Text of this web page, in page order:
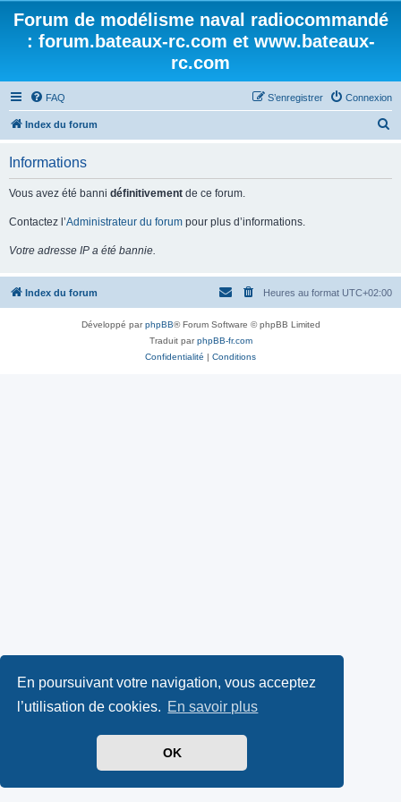
En poursuivant votre navigation, vous acceptez
l’utilisation de cookies. En savoir plus
OK
Forum de modélisme naval radiocommandé
: forum.bateaux-rc.com et www.bateaux-
rc.com
FAQ Connexion
S’enregistrer
Index du forum
e
Informations
Vous avez été banni définitivement de ce forum.
Contactez l’Administrateur du forum pour plus d’informations.
Votre adresse IP a été bannie.
Index du forum Heures au format UTC+02:00
Développé parphpBB® Forum Software © phpBB Limited
Traduit parphpBB-fr.com
Confidentialité | Conditions